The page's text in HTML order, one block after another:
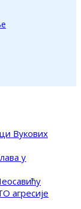
Вукових
у
агресије